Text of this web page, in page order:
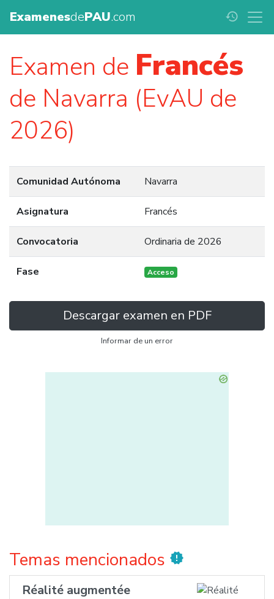
ExamenesdePAU.com history
Examen de Francés
de Navarra (EvAU de
2026)
Comunidad Autónoma Navarra
Asignatura Francés
Convocatoria Ordinaria de 2026
Fase Acceso
Descargar examen en PDF
Informar de un error
Temas mencionados new_releases
Réalité augmentée